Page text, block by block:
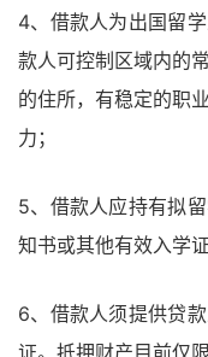
4、借款人为出国留
款人可控制区域内的
的住所，有稳定的职
力；
5、借款人应持有拟
知书或其他有效入学证
6、借款人须提供贷
证。抵押财产目前仅